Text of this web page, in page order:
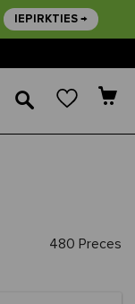
IEPIRKTIES →
🔎
480 Preces